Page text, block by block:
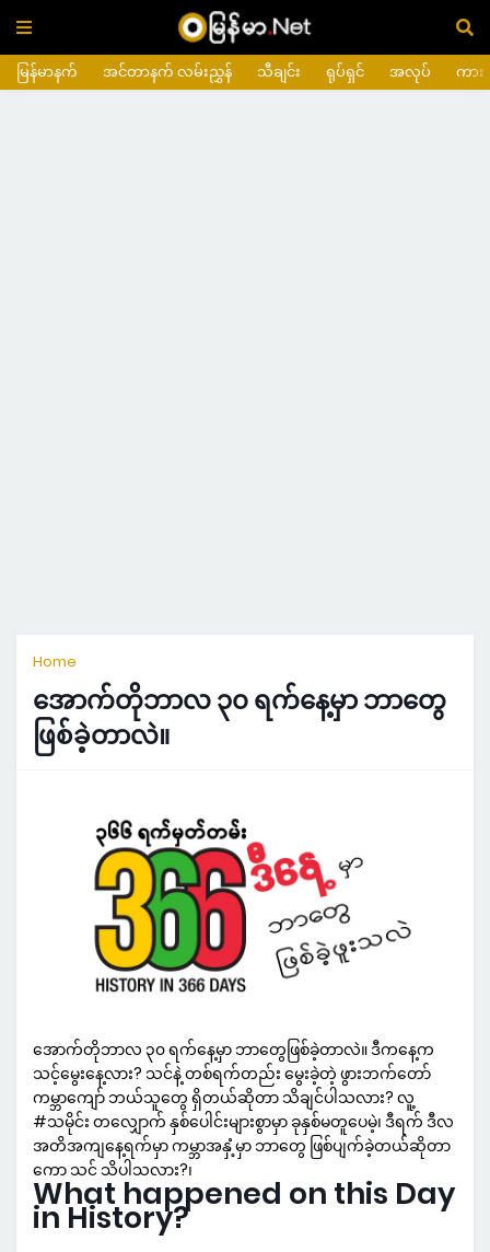
မြန်မာနက် အင်တာနက် လမ်းညွှန် သီချင်း ရုပ်ရှင် အလုပ် ကား
Home
အောက်တိုဘာလ ၃၀ ရက်နေ့မှာ ဘာတွေ
ဖြစ်ခဲ့တာလဲ။
အောက်တိုဘာလ ၃၀ ရက်နေ့မှာ ဘာတွေဖြစ်ခဲ့တာလဲ။ ဒီကနေ့က
သင့်မွေးနေ့လား? သင်နဲ့ တစ်ရက်တည်း မွေးခဲ့တဲ့ ဖွားဘက်တော်
ကမ္ဘာကျော် ဘယ်သူတွေ ရှိတယ်ဆိုတာ သိချင်ပါသလား? လူ့
#သမိုင်း တလျှောက် နှစ်ပေါင်းများစွာမှာ ခုနှစ်မတူပေမဲ့၊ ဒီရက် ဒီလ
အတိအကျနေ့ရက်မှာ ကမ္ဘာအနှံ့မှာ ဘာတွေ ဖြစ်ပျက်ခဲ့တယ်ဆိုတာ
ကော သင် သိပါသလား?၊
What happened on this Day
in History?